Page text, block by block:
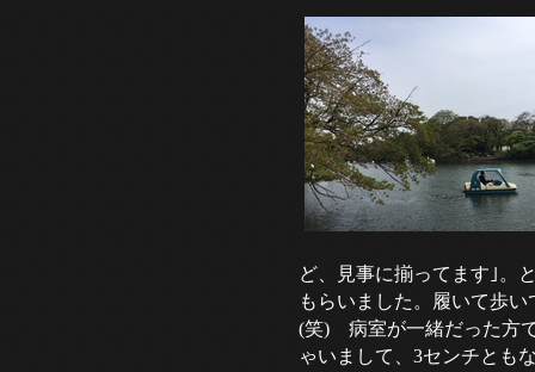
ど、見事に揃ってます｣。
もらいました。履いて歩
(笑) 病室が一緒だった方
ゃいまして、3センチとも